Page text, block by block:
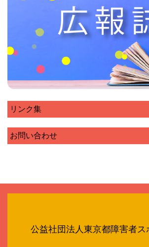
リンク集
お問い合わせ
公益社団法人東京都障害者ス